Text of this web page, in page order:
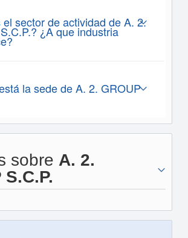
el sector de actividad de A. 2.
¿A que industria
la sede de A. 2. GROUP
sobre A. 2.
S.C.P.